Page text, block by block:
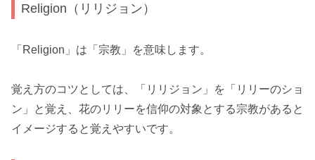
Religion（リリジョン）
「Religion」は「宗教」を意味します。
覚え方のコツとしては、「リリジョン」を「リリーのショ
ン」と覚え、花のリリーを信仰の対象とする宗教があると
イメージすると覚えやすいです。